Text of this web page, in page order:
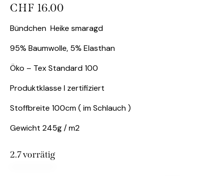
CHF 16.00
Bündchen Heike smaragd
95% Baumwolle, 5% Elasthan
Öko – Tex Standard 100
Produktklasse I zertifiziert
Stoffbreite 100cm ( im Schlauch )
Gewicht 245g / m2
2.7 vorrätig